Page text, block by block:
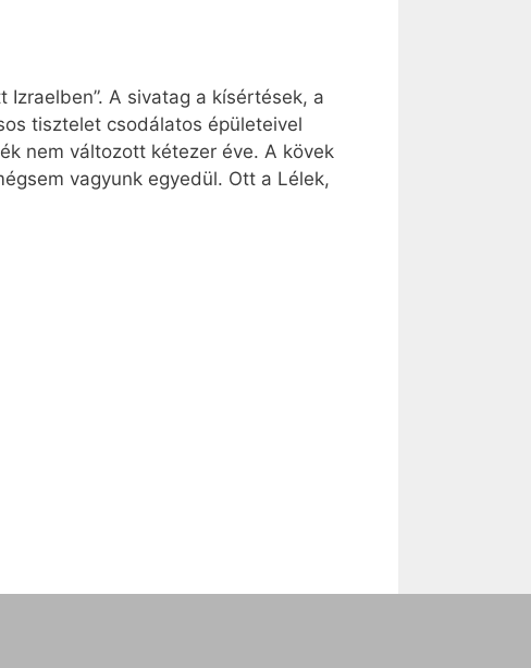
A sivatag a kísértések, a
tisztelet csodálatos épületeivel
nem változott kétezer éve. A kövek
vagyunk egyedül. Ott a Lélek,